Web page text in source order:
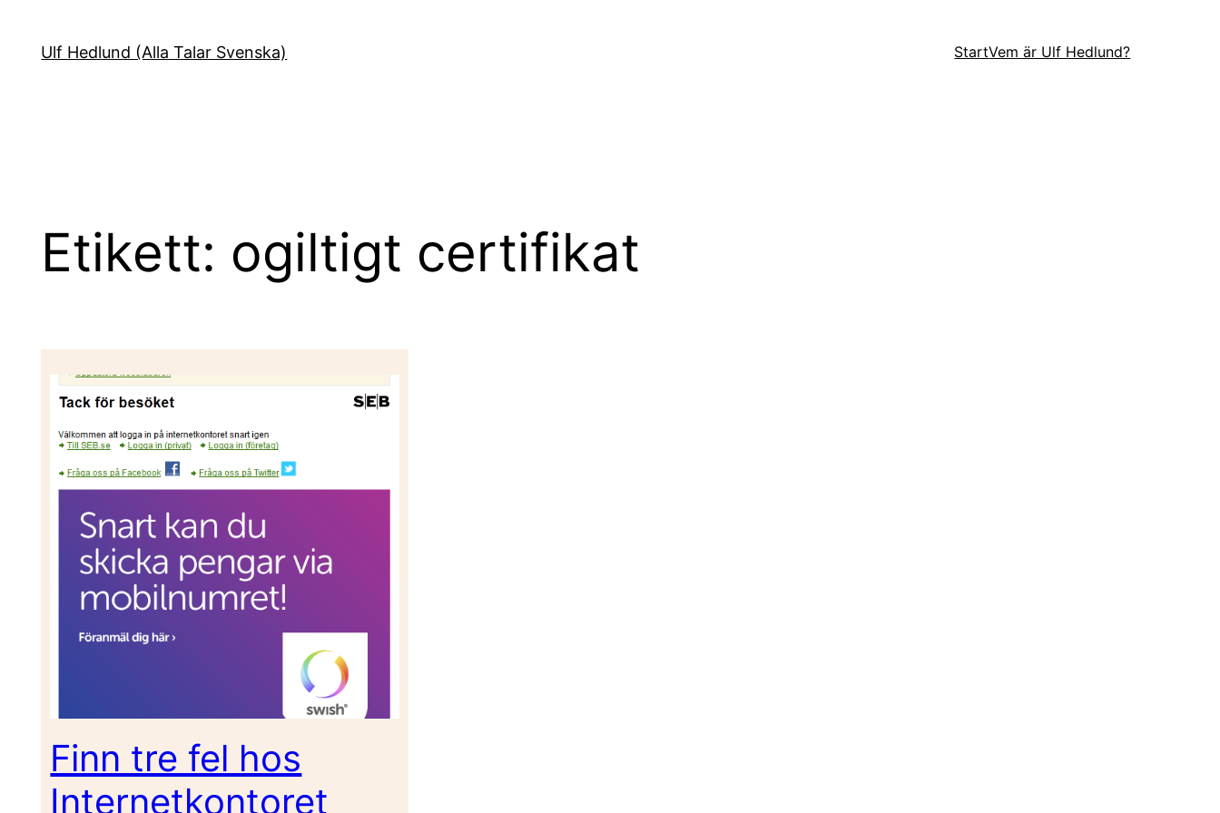
innehåll
Ulf Hedlund (Alla Talar Svenska) StartVem är Ulf Hedlund?
Etikett: ogiltigt certifikat
Finn tre fel hos
Internetkontoret